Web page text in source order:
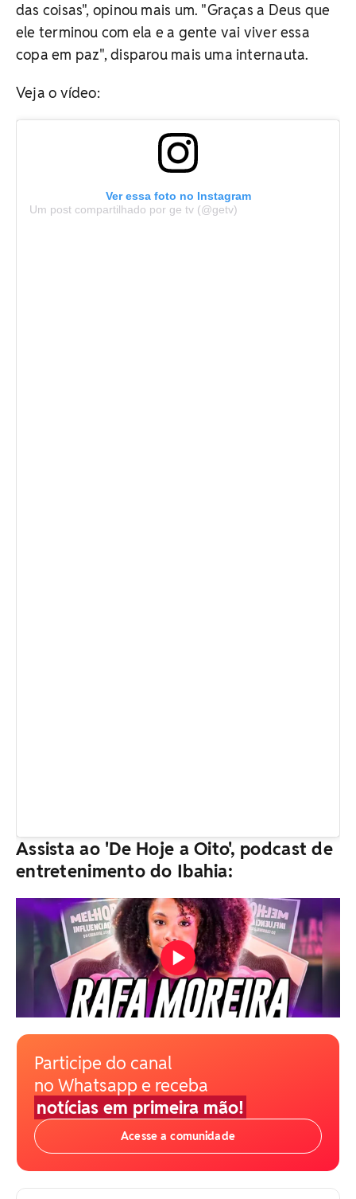
das coisas", opinou mais um. "Graças a Deus que
ele terminou com ela e a gente vai viver essa
copa em paz", disparou mais uma internauta.
Veja o vídeo:
Ver essa foto no Instagram
Um post compartilhado por ge tv (@getv)
Assista ao 'De Hoje a Oito', podcast de
entretenimento do Ibahia:
Participe do canal
no Whatsapp e receba
notícias em primeira mão!
Acesse a comunidade